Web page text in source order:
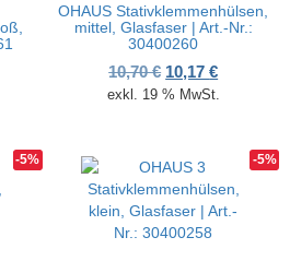
Preis war: 10,70 €
Preis ist: 10,17 €.
OHAUS Stativklemmenhülsen,
mittel, Glasfaser | Art.-Nr.:
30400260
10,70€ Ursprünglicher
10,17€Aktueller
exkl. 19 % MwSt.
-5% -5%